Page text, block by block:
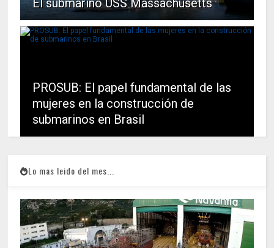
PROSUB: El papel fundamental de las
mujeres en la construcción de
submarinos en Brasil
Lo mas leido del mes...